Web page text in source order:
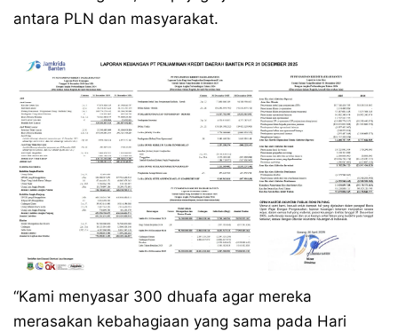
antara PLN dan masyarakat.
“Kami menyasar 300 dhuafa agar mereka
merasakan kebahagiaan yang sama pada Hari